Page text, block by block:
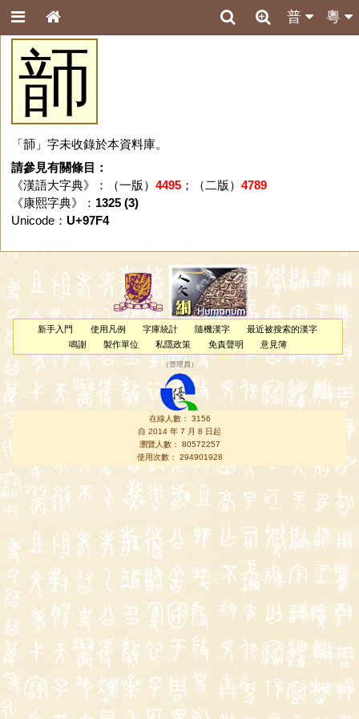
粵
普
韴
「韴」字未收錄於本資料庫。
請參見有關條目：
《漢語大字典》：（一版） 4495；（二版） 4789
《康熙字典》： 1325 (3)
Unicode： U+97F4
新手入門 使用凡例 字庫統計 隨機漢字
最近被搜索的漢字
鳴謝
製作單位 私隱政策 免責聲明 意見簿
（管理員 ）
在線人數： 3156
自 2014 年 7 月 8 日起
瀏覽人數： 80572257
使用次數： 294901928